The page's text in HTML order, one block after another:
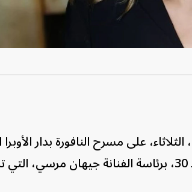
على مسرح النافورة بدار الأوبرا
ضمن فعاليات مهرجان الموسيقى العربية، في دورته الـ 30، برئاسة الفنانة جيهان